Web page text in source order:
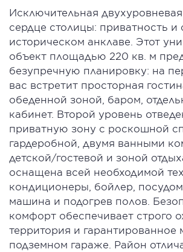
Исключительная
сердце столицы: приватность и
историческом анклаве. Этот
объект площадью 220 кв. м
безупречную планировку: на
вас встретит просторная
обеденной зоной, баром,
кабинет. Второй уровень
приватную зону с роскошной
гардеробной, двумя ванными
детской/гостевой и зоной
оснащена всей необходимой
кондиционеры, бойлер,
машина и подогрев полов.
комфорт обеспечивает строго
территория и гарантированное
подземном гараже. Район